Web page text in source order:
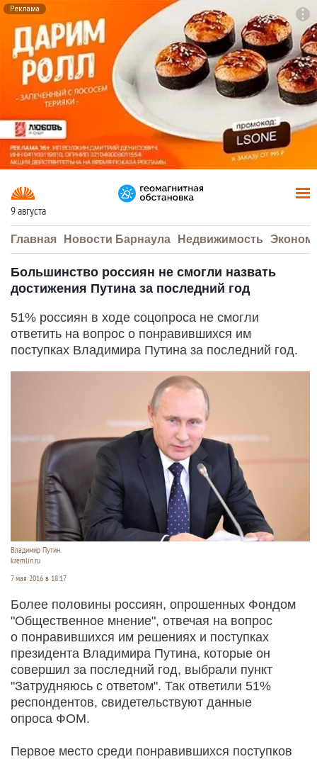
Реклама
9 августа
Главная Новости Барнаула Недвижимость
Большинство россиян не смогли назвать
достижения Путина за последний год
51% россиян в ходе соцопроса не смогли
ответить на вопрос о понравившихся им
поступках Владимира Путина за последний год.
Владимир Путин.
kremlin.ru
7 мая 2016 в 18:17
Более половины россиян, опрошенных Фондом
"Общественное мнение", отвечая на вопрос
о понравившихся им решениях и поступках
президента Владимира Путина, которые он
совершил за последний год, выбрали пункт
"Затрудняюсь с ответом". Так ответили 51%
респондентов, свидетельствуют данные
опроса ФОМ.
Первое место среди понравившихся поступков